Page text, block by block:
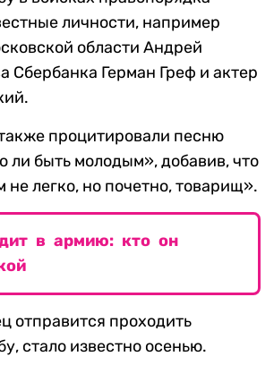
личности, например
области Андрей
Сбербанка Герман Греф и актер
процитировали песню
ли быть молодым», добавив, что
легко, но почетно, товарищ».
в армию: кто он
отправится проходить
стало известно осенью.